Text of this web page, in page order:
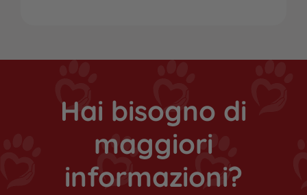
Hai bisogno di
maggiori
informazioni?